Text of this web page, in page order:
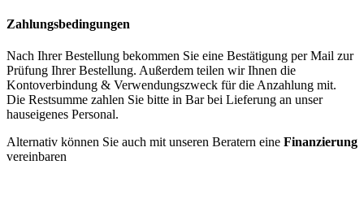
Zahlungsbedingungen
Nach Ihrer Bestellung bekommen Sie eine Bestätigung per Mail zur
Prüfung Ihrer Bestellung. Außerdem teilen wir Ihnen die
Kontoverbindung & Verwendungszweck für die Anzahlung mit.
Die Restsumme zahlen Sie bitte in Bar bei Lieferung an unser
hauseigenes Personal.
Alternativ können Sie auch mit unseren Beratern eine Finanzierung
vereinbaren